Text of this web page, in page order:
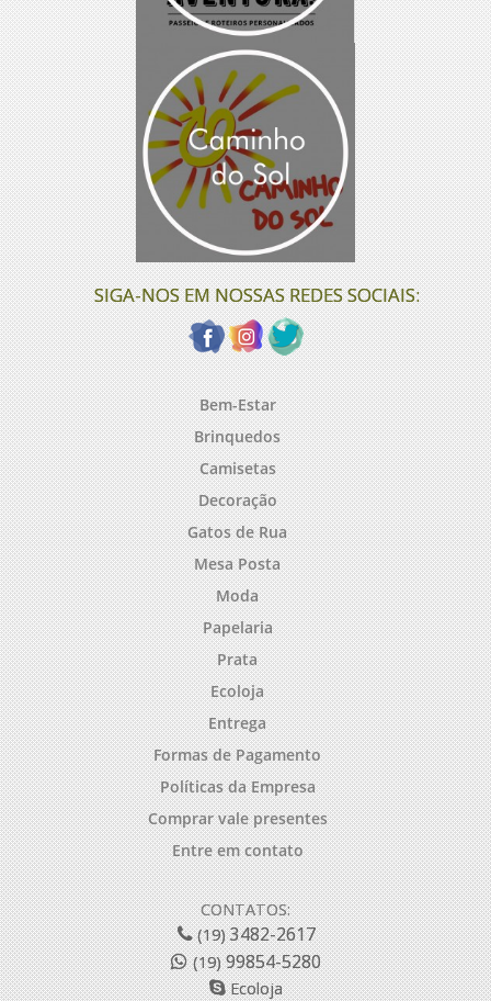
SIGA-NOS EM NOSSAS REDES SOCIAIS:
Bem-Estar
Brinquedos
Camisetas
Decoração
Gatos de Rua
Mesa Posta
Moda
Papelaria
Prata
Ecoloja
Entrega
Formas de Pagamento
Políticas da Empresa
Comprar vale presentes
Entre em contato
CONTATOS:
(19)3482-2617
(19)99854-5280
Ecoloja